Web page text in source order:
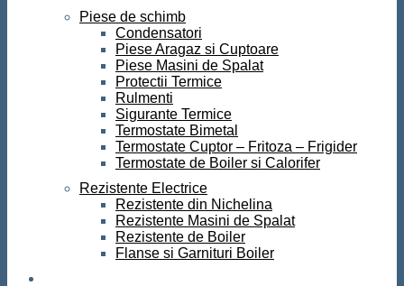
Piese de schimb
Condensatori
Piese Aragaz si Cuptoare
Piese Masini de Spalat
Protectii Termice
Rulmenti
Sigurante Termice
Termostate Bimetal
Termostate Cuptor – Fritoza – Frigider
Termostate de Boiler si Calorifer
Rezistente Electrice
Rezistente din Nichelina
Rezistente Masini de Spalat
Rezistente de Boiler
Flanse si Garnituri Boiler